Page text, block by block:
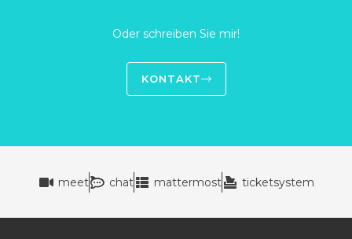
Oder schreiben Sie mir!
KONTAKT
meet chat mattermost ticketsystem